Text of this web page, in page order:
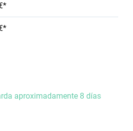
aproximadamente 8 días